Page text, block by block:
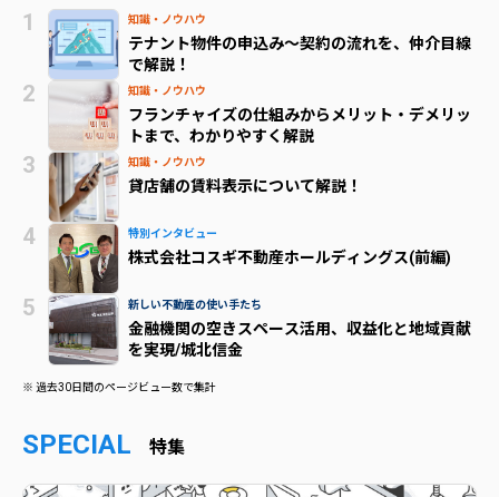
知識・ノウハウ
テナント物件の申込み～契約の流れを、仲介目線
で解説！
知識・ノウハウ
フランチャイズの仕組みからメリット・デメリッ
トまで、わかりやすく解説
知識・ノウハウ
貸店舗の賃料表示について解説！
特別インタビュー
株式会社コスギ不動産ホールディングス(前編)
新しい不動産の使い手たち
金融機関の空きスペース活用、収益化と地域貢献
を実現/城北信金
※ 過去30日間のページビュー数で集計
SPECIAL 特集